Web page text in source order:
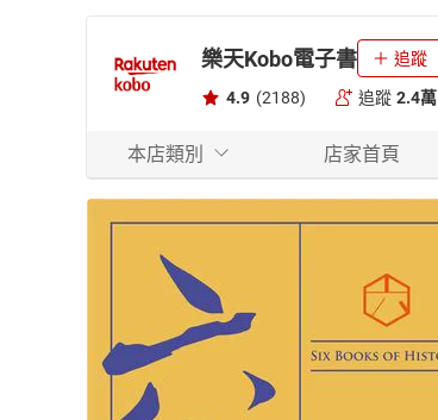
樂天Kobo電子書 追蹤
4.9 (2188) 追蹤 2.4萬
本店類別 店家首頁